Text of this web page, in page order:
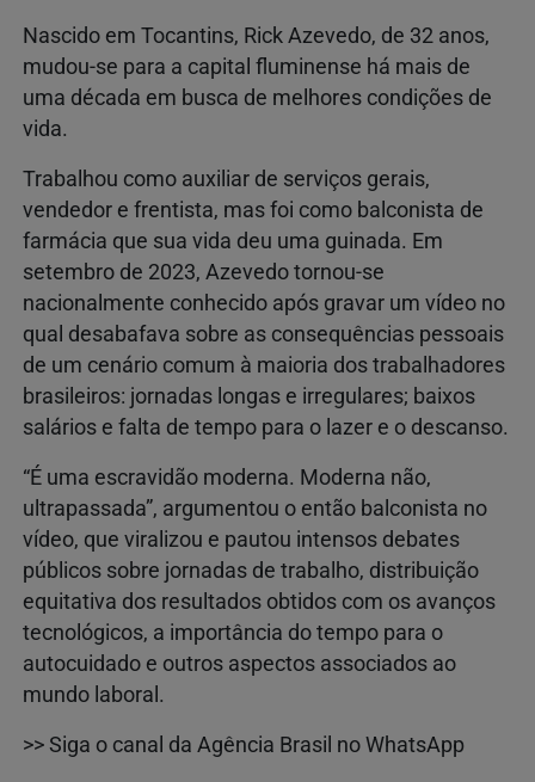
Nascido em Tocantins, Rick Azevedo, de 32 anos,
mudou-se para a capital fluminense há mais de
uma década em busca de melhores condições de
vida.
Trabalhou como auxiliar de serviços gerais,
vendedor e frentista, mas foi como balconista de
farmácia que sua vida deu uma guinada. Em
setembro de 2023, Azevedo tornou-se
nacionalmente conhecido após gravar um vídeo no
qual desabafava sobre as consequências pessoais
de um cenário comum à maioria dos trabalhadores
brasileiros: jornadas longas e irregulares; baixos
salários e falta de tempo para o lazer e o descanso.
“É uma escravidão moderna. Moderna não,
ultrapassada”, argumentou o então balconista no
vídeo, que viralizou e pautou intensos debates
públicos sobre jornadas de trabalho, distribuição
equitativa dos resultados obtidos com os avanços
tecnológicos, a importância do tempo para o
autocuidado e outros aspectos associados ao
mundo laboral.
>> Siga o canal da Agência Brasil no WhatsApp